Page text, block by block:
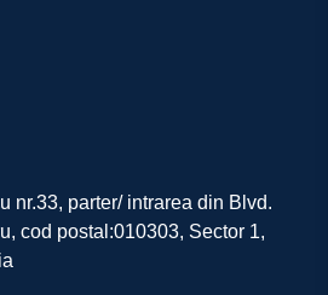
nr.33, parter/ intrarea din Blvd.
cod postal:010303, Sector 1,